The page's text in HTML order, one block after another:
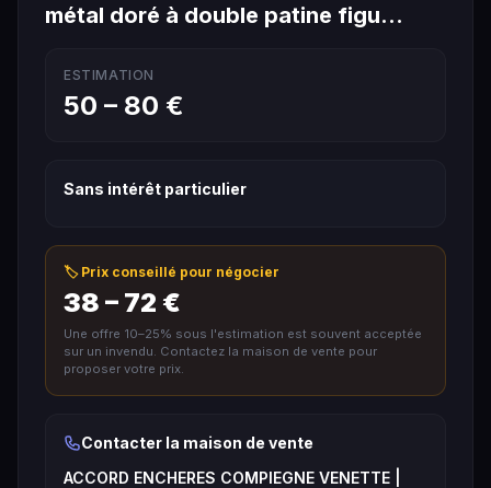
métal doré à double patine figu…
ESTIMATION
50 – 80 €
Sans intérêt particulier
🏷️ Prix conseillé pour négocier
38 – 72 €
Une offre 10–25% sous l'estimation est souvent acceptée
sur un invendu. Contactez la maison de vente pour
proposer votre prix.
Contacter la maison de vente
ACCORD ENCHERES COMPIEGNE VENETTE |